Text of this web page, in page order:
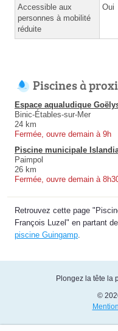
Accessible aux
personnes à mobilité
réduite
Oui
Piscines à
Espace aqualudique
Binic-Étables-sur-Mer
24 km
Fermée, ouvre demain à 9h
Piscine municipale
Paimpol
26 km
Fermée, ouvre demain à
Retrouvez cette page
François Luzel" en partant
piscine Guingamp
Plongez la tête la
©